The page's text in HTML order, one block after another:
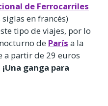
de Ferrocarriles
siglas en francés)
tipo de viajes, por lo
de París a la
a partir de 29 euros
¡Una ganga para